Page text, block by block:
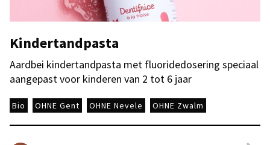
Kindertandpasta
Aardbei kindertandpasta met fluoridedosering speciaal
aangepast voor kinderen van 2 tot 6 jaar
Bio OHNE Gent OHNE Nevele OHNE Zwalm